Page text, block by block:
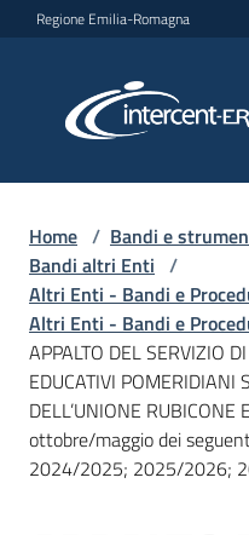
Vai al contenuto
Vai alla navigazione
Vai al footer
Regione Emilia-Romagna
per lo
L'Agenzia
Bandi
e
di
Home / Bandi e
Bandi altri Enti /
Altri Enti - Bandi e
Altri Enti - Bandi e
APPALTO DEL SERVIZIO
EDUCATIVI POMERIDIANI
DELL’UNIONE
ottobre/maggio dei
2024/2025; 2025/2026;